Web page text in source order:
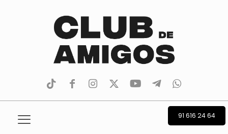
tiktokfacebookinstagram
TwitterYoutubeTelegramwhatsapp
91 616 24 64